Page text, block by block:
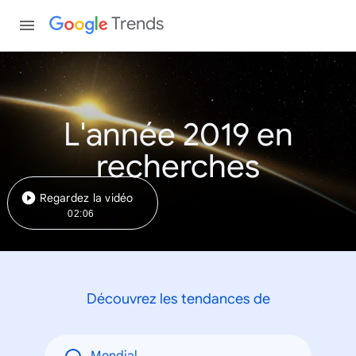
Trends
L'année 2019 en
recherches
Regardez la vidéo
02:06
Découvrez les tendances de